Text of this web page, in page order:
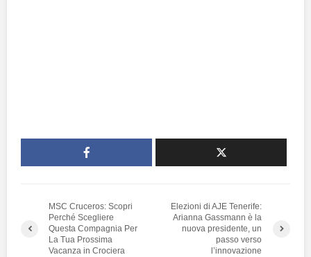
MSC Cruceros: Scopri
Perché Scegliere
Questa Compagnia Per
La Tua Prossima
Vacanza in Crociera
Elezioni di AJE Tenerife:
Arianna Gassmann è la
nuova presidente, un
passo verso
l’innovazione